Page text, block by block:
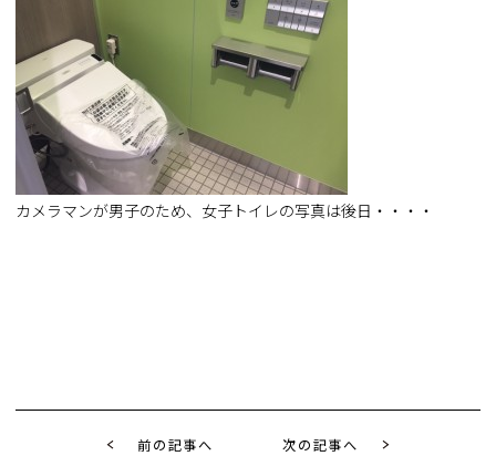
カメラマンが男子のため、女子トイレの写真は後日・・・・
前の記事へ 次の記事へ